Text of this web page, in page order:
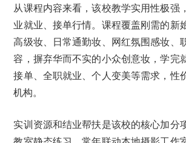
从课程内容来看，该校教学实用性极强
业就业、接单行情。课程覆盖刚需的新
高级妆、日常通勤妆、网红氛围感妆、
容，摒弃华而不实的小众创意妆，学完
接单、全职就业、个人变美等需求，性
机构。
实训资源和结业帮扶是该校的核心加分